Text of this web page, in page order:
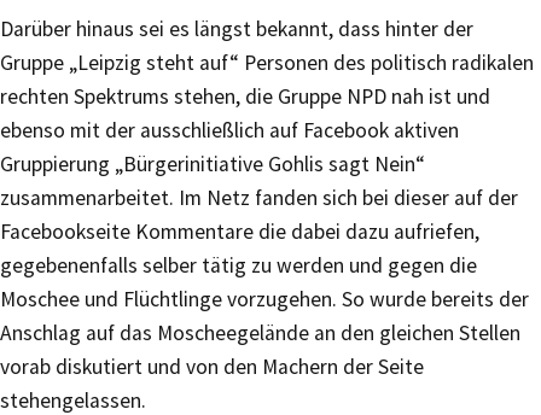
Darüber hinaus sei es längst bekannt, dass hinter der
Gruppe „Leipzig steht auf“ Personen des politisch radikalen
rechten Spektrums stehen, die Gruppe NPD nah ist und
ebenso mit der ausschließlich auf Facebook aktiven
Gruppierung „Bürgerinitiative Gohlis sagt Nein“
zusammenarbeitet. Im Netz fanden sich bei dieser auf der
Facebookseite Kommentare die dabei dazu aufriefen,
gegebenenfalls selber tätig zu werden und gegen die
Moschee und Flüchtlinge vorzugehen. So wurde bereits der
Anschlag auf das Moscheegelände an den gleichen Stellen
vorab diskutiert und von den Machern der Seite
stehengelassen.